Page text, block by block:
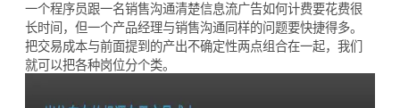
一个程序员跟一名销售沟通清楚信息流广告如何计费要花费很
长时间，但一个产品经理与销售沟通同样的问题要快捷得多。
把交易成本与前面提到的产出不确定性两点组合在一起，我们
就可以把各种岗位分个类。